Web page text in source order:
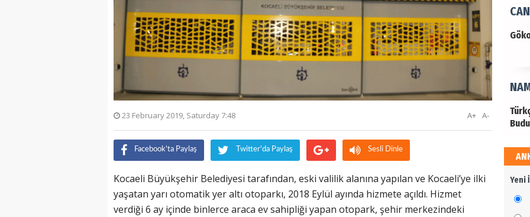
23 February 2019, Saturday 7:48 A-
A+
Facebook'ta Paylaş Twitter'da Paylaş Sesli Dinle
Kocaeli Büyükşehir Belediyesi tarafından, eski valilik alanına yapılan ve Kocaeli’ye ilki
yaşatan yarı otomatik yer altı otoparkı, 2018 Eylül ayında hizmete açıldı. Hizmet
verdiği 6 ay içinde binlerce araca ev sahipliği yapan otopark, şehir merkezindeki
Yeni